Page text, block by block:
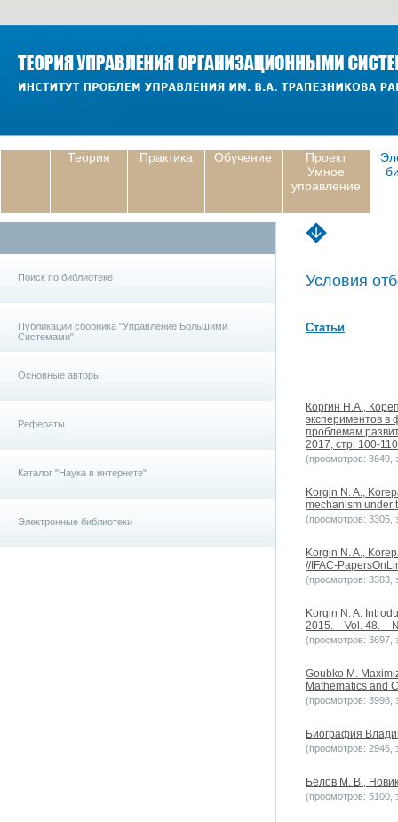
Теория Практика Обучение
Проект
Умное
управление
Поиск по библиотеке
Публикации сборника "Управление Большими
Системами"
Основные авторы
Рефераты
Каталог "Наука в интернете"
Электронные библиотеки
Условия
Статьи
Коргин Н.А.,
экспериментов в
проблемам
2017, стр. 100-110
(просмотров: 3649,
Korgin N. A.,
mechanism under
(просмотров: 3305,
Korgin N. A.,
//IFAC-
(просмотров: 3383,
Korgin N. A.
2015. – Vol. 48. –
(просмотров: 3697,
Goubko M.
Mathematics and
(просмотров: 3998,
Биография
(просмотров: 2946,
Белов М. В.,
(просмотров: 5100,